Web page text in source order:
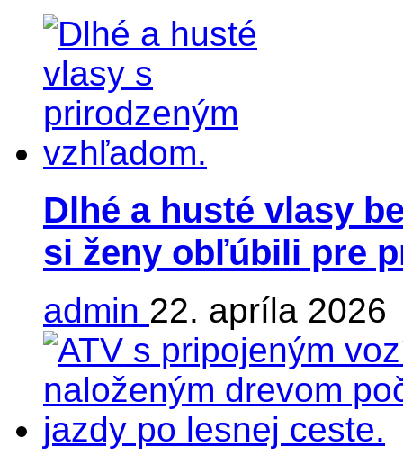
Dlhé a husté vlasy
si ženy obľúbili pre
admin 22. apríla 2026